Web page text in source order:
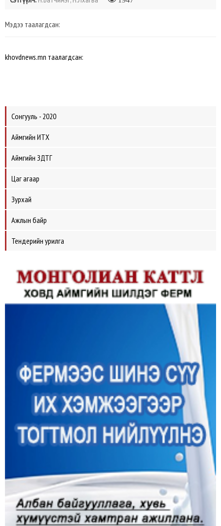
Мэдээ таалагдсан:
khovdnews.mn таалагдсан:
Сонгууль - 2020
Аймгийн ИТХ
Аймгийн ЗДТГ
Цаг агаар
Зурхай
Ажлын байр
Тендерийн урилга